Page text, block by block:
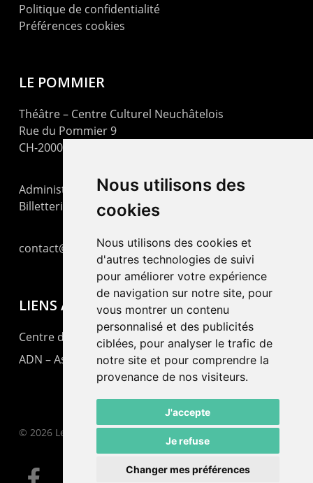
Nous utilisons des
cookies
Nous utilisons des cookies et
d'autres technologies de suivi
pour améliorer votre expérience
de navigation sur notre site, pour
vous montrer un contenu
personnalisé et des publicités
ciblées, pour analyser le trafic de
notre site et pour comprendre la
provenance de nos visiteurs.
J'accepte
Je refuse
Changer mes préférences
Politique de confidentialité
Préférences cookies
LE POMMIER
Théâtre – Centre Culturel Neuchâtelois
Rue du Pommier 9
CH-2000 Neuchâtel
Administration : +41 32 725 03 03
Billetterie : +41 32 725 05 05
contact@lepommier.ch
LIENS AMIS
Centre de culture ABC
ADN – Association Danse Neuchâtel
© 2026 Le Pommier.
facebook email